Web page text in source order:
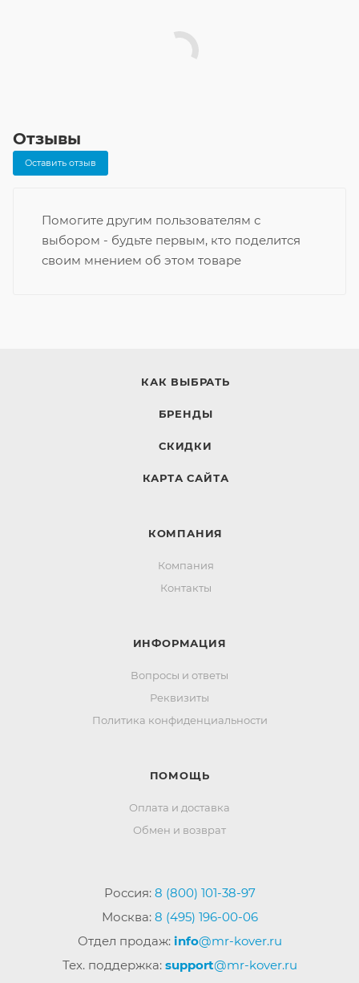
Отзывы
Оставить отзыв
Помогите другим пользователям с
выбором - будьте первым, кто поделится
своим мнением об этом товаре
КАК ВЫБРАТЬ
БРЕНДЫ
СКИДКИ
КАРТА САЙТА
КОМПАНИЯ
Компания
Контакты
ИНФОРМАЦИЯ
Вопросы и ответы
Реквизиты
Политика конфиденциальности
ПОМОЩЬ
Оплата и доставка
Обмен и возврат
Россия: 8 (800) 101-38-97
Москва: 8 (495) 196-00-06
Отдел продаж: info@mr-kover.ru
Тех. поддержка: support@mr-kover.ru